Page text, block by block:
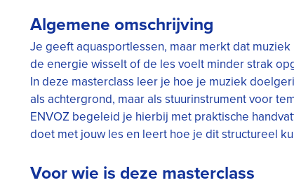
Algemene omschrijving
Je geeft aquasportlessen, maar merkt dat
de energie wisselt of de les voelt minder strak
In deze masterclass leer je hoe je muziek
als achtergrond, maar als stuurinstrument voor
ENVOZ begeleid je hierbij met praktische
doet met jouw les en leert hoe je dit structureel
Voor wie is deze masterclass